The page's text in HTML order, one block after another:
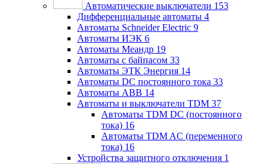
Автоматические выключатели 153
Дифференциальные автоматы 4
Автоматы Schneider Electric 9
Автоматы ИЭК 6
Автоматы Меандр 19
Автоматы с байпасом 33
Автоматы ЭТК Энергия 14
Автоматы DC постоянного тока 33
Автоматы ABB 14
Автоматы и выключатели TDM 37
Автоматы TDM DC (постоянного
тока) 16
Автоматы TDM AC (переменного
тока) 16
Устройства защитного отключения 1